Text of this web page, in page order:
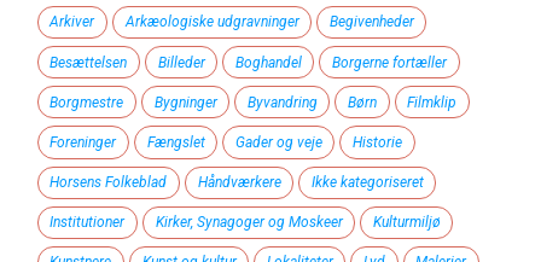
Arkiver Arkæologiske udgravninger Begivenheder
Besættelsen Billeder Boghandel Borgerne fortæller
Borgmestre Bygninger Byvandring Børn Filmklip
Foreninger Fængslet Gader og veje Historie
Horsens Folkeblad Håndværkere Ikke kategoriseret
Institutioner Kirker, Synagoger og Moskeer Kulturmiljø